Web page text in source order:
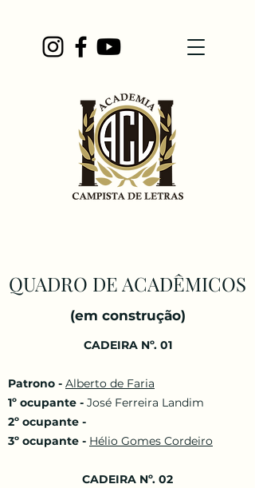
QUADRO DE ACADÊMICOS
(em construção)
CADEIRA Nº. 01
Patrono - Alberto de Faria
1º ocupante - José Ferreira Landim
2º ocupante -
3º ocupante - Hélio Gomes Cordeiro
CADEIRA Nº. 02